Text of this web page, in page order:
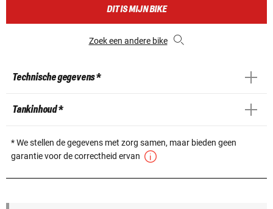
DIT IS MIJN BIKE
Zoek een andere bike
Technische gegevens *
Tankinhoud *
* We stellen de gegevens met zorg samen, maar bieden geen
garantie voor de correctheid ervan